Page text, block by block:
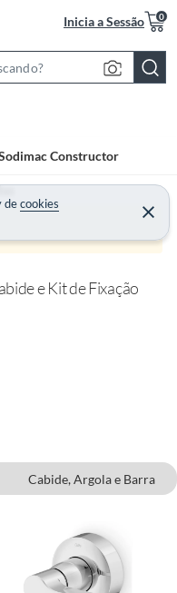
Inicia a Sessão 0
S
c
h
B
r
Constructor
decookies
e Kit de Fixação
Cabide, Argola e Barra